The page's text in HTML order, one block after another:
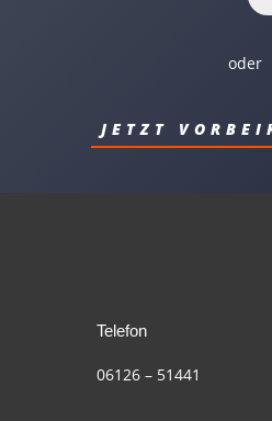
oder
JETZT
Telefon
06126 – 51441